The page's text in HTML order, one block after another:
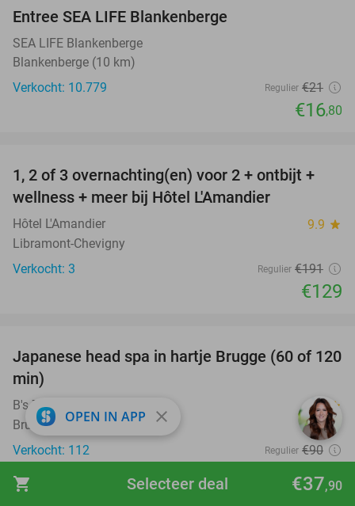
shopping_cart €37,90
Selecteer deal
Entree SEA LIFE Blankenberge
SEA LIFE Blankenberge
Blankenberge (10 km)
Verkocht: 10.779
Regulier €21
€16,80
32%
TODAY
1, 2 of 3 overnachting(en) voor 2 + ontbijt +
wellness + meer bij Hôtel L'Amandier
Hôtel L'Amandier 9.9 star
Libramont-Chevigny
Verkocht: 3
Regulier €191
€129
33%
Japanese head spa in hartje Brugge (60 of 120
min)
B's Zorgmassage 9.9star
Brugge
Verkocht: 112
Regulier €90
€59
favorite_border
OPEN IN APP close